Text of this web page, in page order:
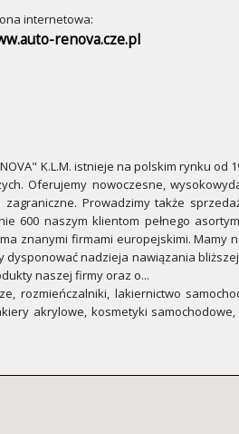
internetowa:
renova.cze.pl
K.L.M. istnieje na polskim rynku od
Oferujemy nowoczesne,
Prowadzimy także
600 naszym klientom pełnego
znanymi firmami europejskimi. Mamy
nadzieja nawiązania
naszej firmy oraz o...
rozmieńczalniki, lakiernictwo
akrylowe, kosmetyki